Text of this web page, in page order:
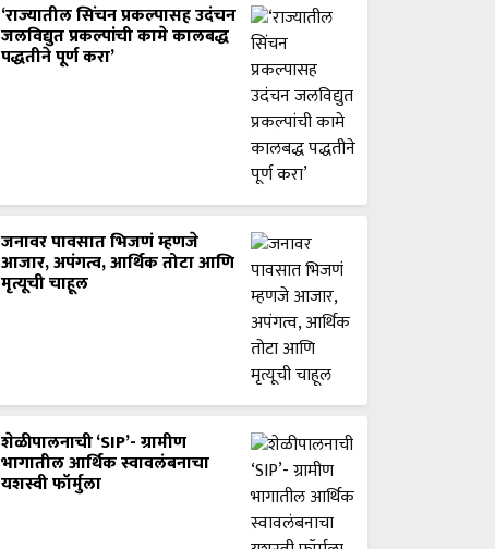
‘राज्यातील सिंचन प्रकल्पासह उदंचन
जलविद्युत प्रकल्पांची कामे कालबद्ध
पद्धतीने पूर्ण करा’
जनावर पावसात भिजणं म्हणजे
आजार, अपंगत्व, आर्थिक तोटा आणि
मृत्यूची चाहूल
शेळीपालनाची ‘SIP’- ग्रामीण
भागातील आर्थिक स्वावलंबनाचा
यशस्वी फॉर्मुला